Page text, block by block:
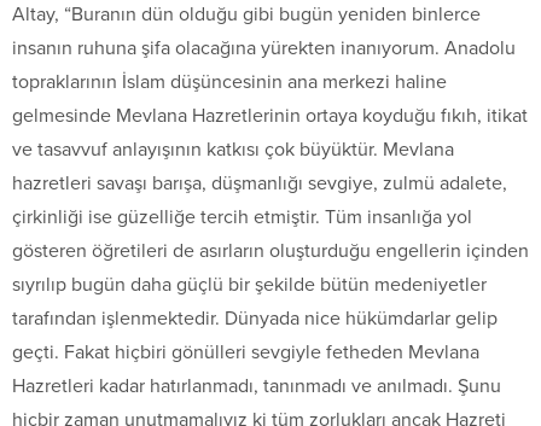
Altay, “Buranın dün olduğu gibi bugün yeniden binlerce
insanın ruhuna şifa olacağına yürekten inanıyorum. Anadolu
topraklarının İslam düşüncesinin ana merkezi haline
gelmesinde Mevlana Hazretlerinin ortaya koyduğu fıkıh, itikat
ve tasavvuf anlayışının katkısı çok büyüktür. Mevlana
hazretleri savaşı barışa, düşmanlığı sevgiye, zulmü adalete,
çirkinliği ise güzelliğe tercih etmiştir. Tüm insanlığa yol
gösteren öğretileri de asırların oluşturduğu engellerin içinden
sıyrılıp bugün daha güçlü bir şekilde bütün medeniyetler
tarafından işlenmektedir. Dünyada nice hükümdarlar gelip
geçti. Fakat hiçbiri gönülleri sevgiyle fetheden Mevlana
Hazretleri kadar hatırlanmadı, tanınmadı ve anılmadı. Şunu
hiçbir zaman unutmamalıyız ki tüm zorlukları ancak Hazreti